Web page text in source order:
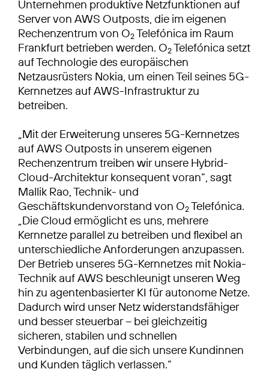
Unternehmen produktive Netzfunktionen auf
Server von AWS Outposts, die im eigenen
Rechenzentrum von O2Telefónica im Raum
Frankfurt betrieben werden. O2Telefónica setzt
auf Technologie des europäischen
Netzausrüsters Nokia, um einen Teil seines 5G-
Kernnetzes auf AWS-Infrastruktur zu
betreiben.
„Mit der Erweiterung unseres 5G-Kernnetzes
auf AWS Outposts in unserem eigenen
Rechenzentrum treiben wir unsere Hybrid-
Cloud-Architektur konsequent voran“, sagt
Mallik Rao, Technik- und
Geschäftskundenvorstand von O2Telefónica.
„Die Cloud ermöglicht es uns, mehrere
Kernnetze parallel zu betreiben und flexibel an
unterschiedliche Anforderungen anzupassen.
Der Betrieb unseres 5G-Kernnetzes mit Nokia-
Technik auf AWS beschleunigt unseren Weg
hin zu agentenbasierter KI für autonome Netze.
Dadurch wird unser Netz widerstandsfähiger
und besser steuerbar – bei gleichzeitig
sicheren, stabilen und schnellen
Verbindungen, auf die sich unsere Kundinnen
und Kunden täglich verlassen.“